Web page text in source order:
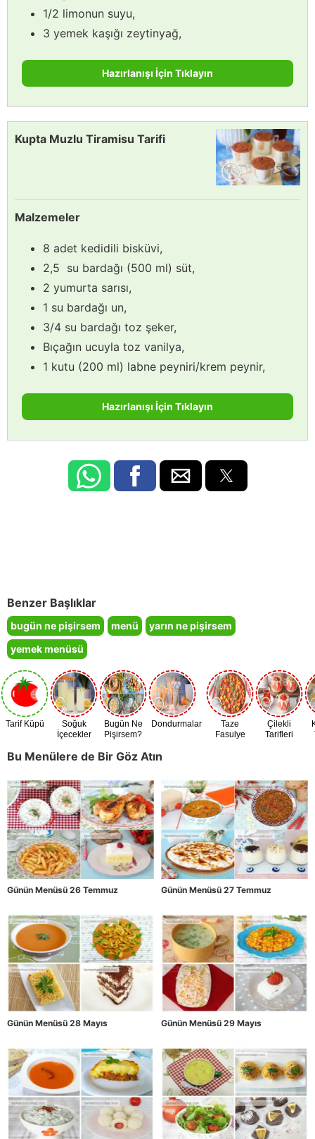
1/2 limonun suyu,
3 yemek kaşığı zeytinyağ,
Hazırlanışı İçin Tıklayın
Kupta Muzlu Tiramisu Tarifi
Malzemeler
8 adet kedidili bisküvi,
2,5 su bardağı (500 ml) süt,
2 yumurta sarısı,
1 su bardağı un,
3/4 su bardağı toz şeker,
Bıçağın ucuyla toz vanilya,
1 kutu (200 ml) labne peyniri/krem peynir,
Hazırlanışı İçin Tıklayın
Benzer Başlıklar
bugün ne pişirsem menü
yarın ne pişirsem
yemek menüsü
Tarif Küpü
Soğuk
İçecekler
Bugün Ne
Pişirsem?
Dondurmalar
Taze
Fasulye
Çilekli
Tarifleri
Bu Menülere de Bir Göz Atın
Günün Menüsü 26 Temmuz Günün Menüsü 27 Temmuz
Günün Menüsü 28 Mayıs Günün Menüsü 29 Mayıs